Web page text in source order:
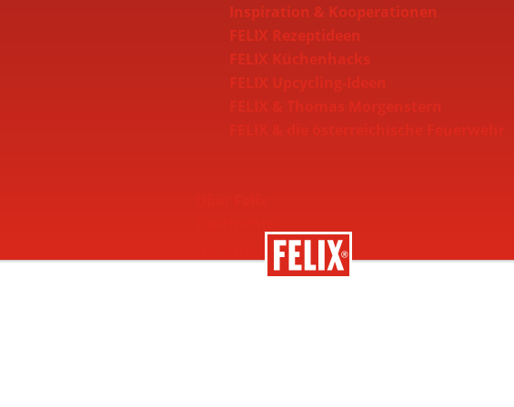
Inspiration & Kooperationen
FELIX Rezeptideen
FELIX Küchenhacks
FELIX Upcycling-Ideen
Nachhaltigkeit